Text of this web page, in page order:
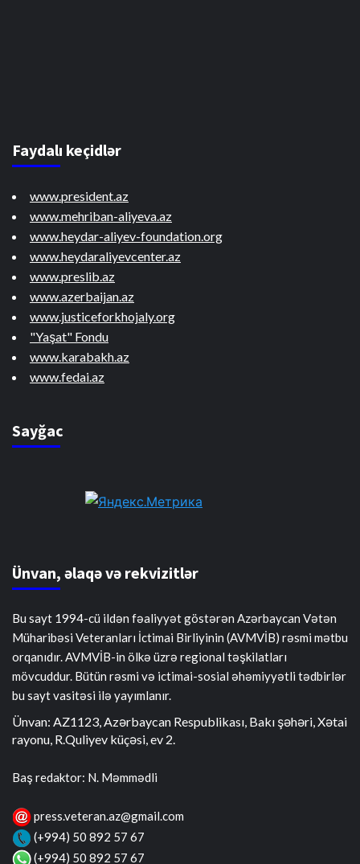
Faydalı keçidlər
www.president.az
www.mehriban-aliyeva.az
www.heydar-aliyev-foundation.org
www.heydaraliyevcenter.az
www.preslib.az
www.azerbaijan.az
www.justiceforkhojaly.org
"Yaşat" Fondu
www.karabakh.az
www.fedai.az
Sayğac
Ünvan, əlaqə və rekvizitlər
Bu sayt 1994-cü ildən fəaliyyət göstərən Azərbaycan Vətən
Müharibəsi Veteranları İctimai Birliyinin (AVMVİB) rəsmi mətbu
orqanıdır. AVMVİB-in ölkə üzrə regional təşkilatları
mövcuddur. Bütün rəsmi və ictimai-sosial əhəmiyyətli tədbirlər
bu sayt vasitəsi ilə yayımlanır.
Ünvan: AZ1123, Azərbaycan Respublikası, Bakı şəhəri, Xətai
rayonu, R.Quliyev küçəsi, ev 2.
Baş redaktor: N. Məmmədli
press.veteran.az@gmail.com
(+994) 50 892 57 67
(+994) 50 892 57 67